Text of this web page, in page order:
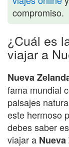
compromiso.
¿Cuál es
viajar a
Nueva
fama mundial
paisajes
este hermoso
debes saber
viajar a